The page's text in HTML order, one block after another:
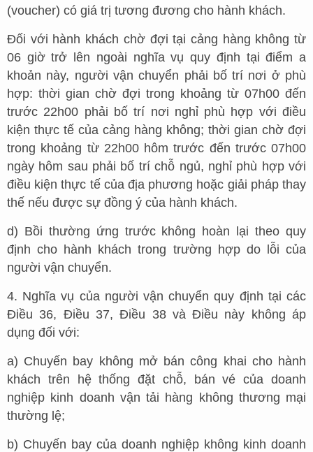
(voucher) có giá trị tương đương cho hành khách.
Đối với hành khách chờ đợi tại cảng hàng không từ
06 giờ trở lên ngoài nghĩa vụ quy định tại điểm a
khoản này, người vận chuyển phải bố trí nơi ở phù
hợp: thời gian chờ đợi trong khoảng từ 07h00 đến
trước 22h00 phải bố trí nơi nghỉ phù hợp với điều
kiện thực tế của cảng hàng không; thời gian chờ đợi
trong khoảng từ 22h00 hôm trước đến trước 07h00
ngày hôm sau phải bố trí chỗ ngủ, nghỉ phù hợp với
điều kiện thực tế của địa phương hoặc giải pháp thay
thế nếu được sự đồng ý của hành khách.
d) Bồi thường ứng trước không hoàn lại theo quy
định cho hành khách trong trường hợp do lỗi của
người vận chuyển.
4. Nghĩa vụ của người vận chuyển quy định tại các
Điều 36, Điều 37, Điều 38 và Điều này không áp
dụng đối với:
a) Chuyến bay không mở bán công khai cho hành
khách trên hệ thống đặt chỗ, bán vé của doanh
nghiệp kinh doanh vận tải hàng không thương mại
thường lệ;
b) Chuyến bay của doanh nghiệp không kinh doanh